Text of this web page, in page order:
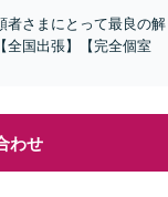
者さまにとって最良の解
全国出張】【完全個室
わせ